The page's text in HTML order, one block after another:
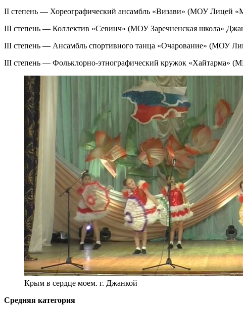
II степень — Хореографический ансамбль «Визави» (МОУ Лицей
III степень — Коллектив «Севинч» (МОУ Заречненская школа»
III степень — Ансамбль спортивного танца «Очарование» (МОУ
III степень — Фольклорно-этнографический кружок «Хайтарма»
Крым в сердце моем. г. Джанкой
Средняя категория